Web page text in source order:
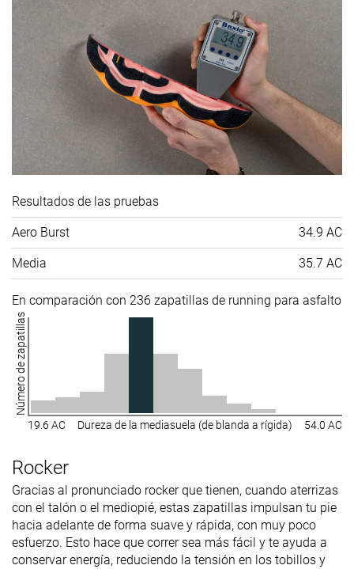
Resultados de las pruebas
Aero Burst 34.9 AC
Media 35.7 AC
En comparación con 236 zapatillas de running para asfalto
Número de zapatillas
19.6 AC Dureza de la mediasuela (de blanda a rígida) 54.0 AC
Rocker
Gracias al pronunciado rocker que tienen, cuando aterrizas
con el talón o el mediopié, estas zapatillas impulsan tu pie
hacia adelante de forma suave y rápida, con muy poco
esfuerzo. Esto hace que correr sea más fácil y te ayuda a
conservar energía, reduciendo la tensión en los tobillos y